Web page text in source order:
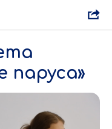
паруса»